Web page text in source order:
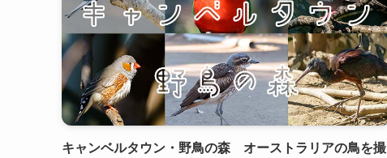
キャンベルタウン・野鳥の森 オーストラリアの鳥を撮